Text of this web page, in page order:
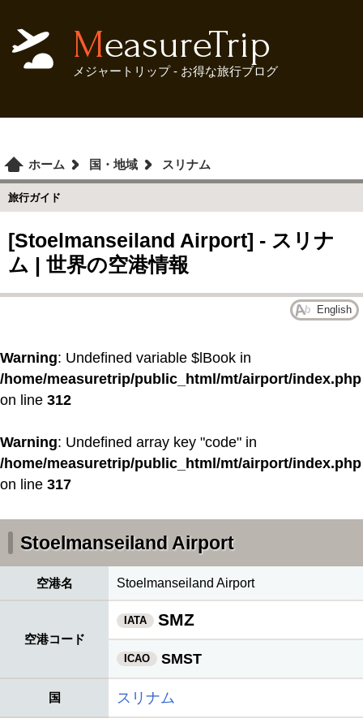
MeasureTrip
メジャートリップ - お得な旅行ブログ
ホーム 国・地域 スリナム
旅行ガイド
[Stoelmanseiland Airport] - スリナ
ム | 世界の空港情報
English
Warning: Undefined variable $lBook in
/home/measuretrip/public_html/mt/airport/index.php
on line 312
Warning: Undefined array key "code" in
/home/measuretrip/public_html/mt/airport/index.php
on line 317
Stoelmanseiland Airport
空港名 Stoelmanseiland Airport
空港コード
IATA SMZ
ICAO SMST
国 スリナム